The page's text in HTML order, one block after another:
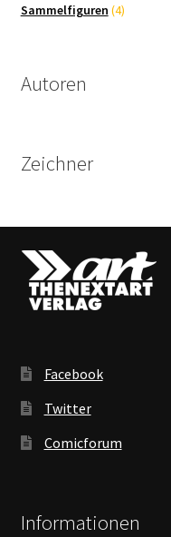
Produkte
Sammelfiguren 44
Autoren
Zeichner
Facebook
Twitter
Comicforum
Informationen